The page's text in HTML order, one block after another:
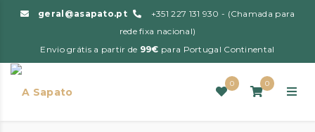
geral@asapato.pt
+351 227 131 930 - (Chamada para
rede fixa nacional)
Envio grátis a partir de 99€ para Portugal Continental
0 0